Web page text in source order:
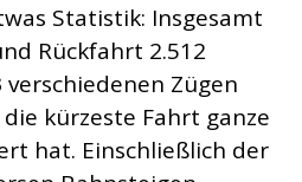
Statistik: Insgesamt
Rückfahrt 2.512
Zügen
kürzeste Fahrt ganze
hat. Einschließlich der